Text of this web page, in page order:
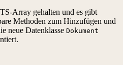
Array gehalten und es gibt
Methoden zum Hinzufügen und
neue Datenklasse Dokument